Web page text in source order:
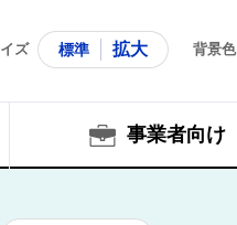
ズ 標準 拡大 背景色
事業者向け